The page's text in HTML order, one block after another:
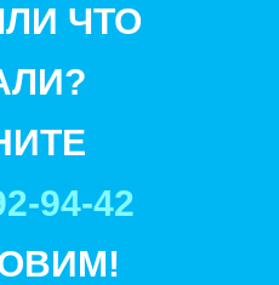
ЧТО
94-42